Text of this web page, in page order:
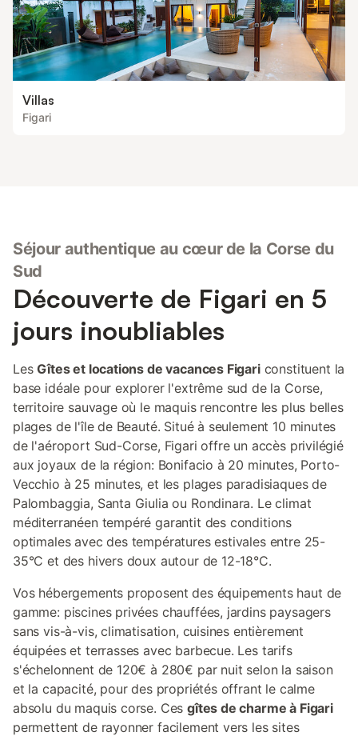
Villas
Figari
Séjour authentique au cœur de la Corse du
Sud
Découverte de Figari en 5
jours inoubliables
LesGîtes et locations de vacances Figariconstituent la
base idéale pour explorer l'extrême sud de la Corse,
territoire sauvage où le maquis rencontre les plus belles
plages de l'île de Beauté. Situé à seulement 10 minutes
de l'aéroport Sud-Corse, Figari offre un accès privilégié
aux joyaux de la région: Bonifacio à 20 minutes, Porto-
Vecchio à 25 minutes, et les plages paradisiaques de
Palombaggia, Santa Giulia ou Rondinara. Le climat
méditerranéen tempéré garantit des conditions
optimales avec des températures estivales entre 25-
35°C et des hivers doux autour de 12-18°C.
Vos hébergements proposent des équipements haut de
gamme: piscines privées chauffées, jardins paysagers
sans vis-à-vis, climatisation, cuisines entièrement
équipées et terrasses avec barbecue. Les tarifs
s'échelonnent de 120€ à 280€ par nuit selon la saison
et la capacité, pour des propriétés offrant le calme
absolu du maquis corse. Cesgîtes de charme à Figari
permettent de rayonner facilement vers les sites